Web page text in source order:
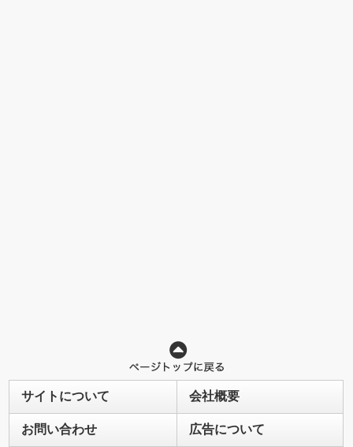
サイトについて 会社概要
お問い合わせ 広告について